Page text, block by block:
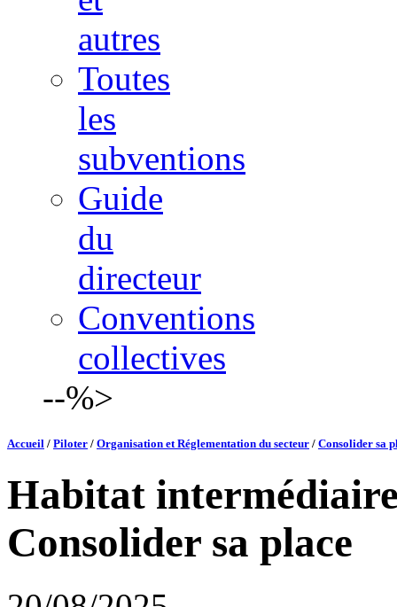
autres
Toutes
les
subventions
Guide
du
directeur
Conventions
collectives
--%>
Accueil / Piloter / Organisation et Réglementation du secteur / Consolider sa
Habitat
Consolider sa place